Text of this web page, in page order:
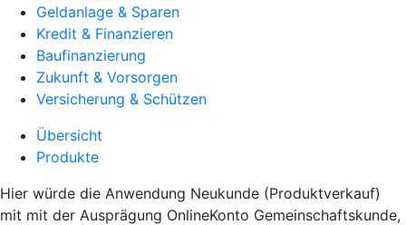
Geldanlage & Sparen
Kredit & Finanzieren
Baufinanzierung
Zukunft & Vorsorgen
Versicherung & Schützen
Übersicht
Produkte
Hier würde die Anwendung Neukunde (Produktverkauf)
mit mit der Ausprägung OnlineKonto Gemeinschaftskunde,